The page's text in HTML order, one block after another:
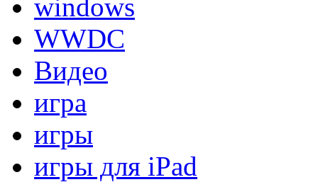
windows
WWDC
Видео
игра
игры
игры для iPad